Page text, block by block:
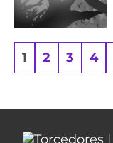
1 2 3 4